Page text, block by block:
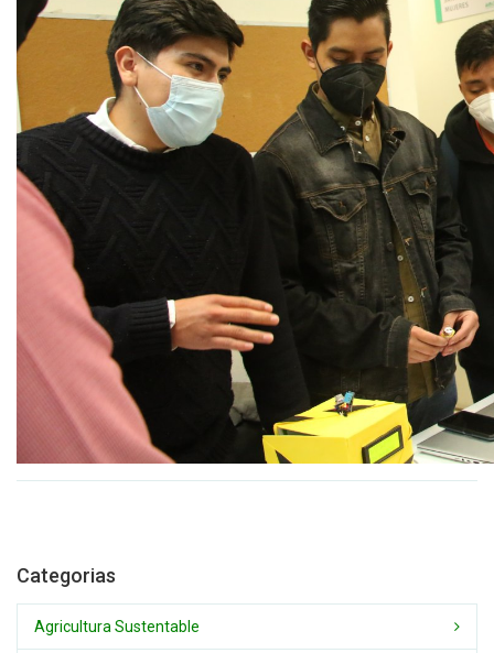
Categorias
Agricultura Sustentable